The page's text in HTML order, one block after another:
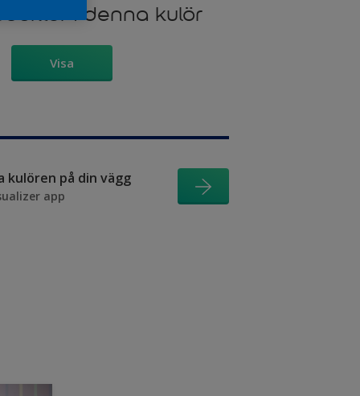
i denna kulör
Visa
kulören på din vägg
app